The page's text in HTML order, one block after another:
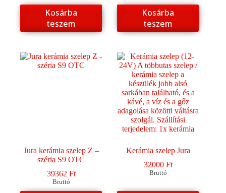
Kosárba
teszem
Kosárba
teszem
Jura kerámia szelep Z –
széria S9 OTC
39362 Ft
Bruttó
Kerámia szelep Jura
32000 Ft
Bruttó